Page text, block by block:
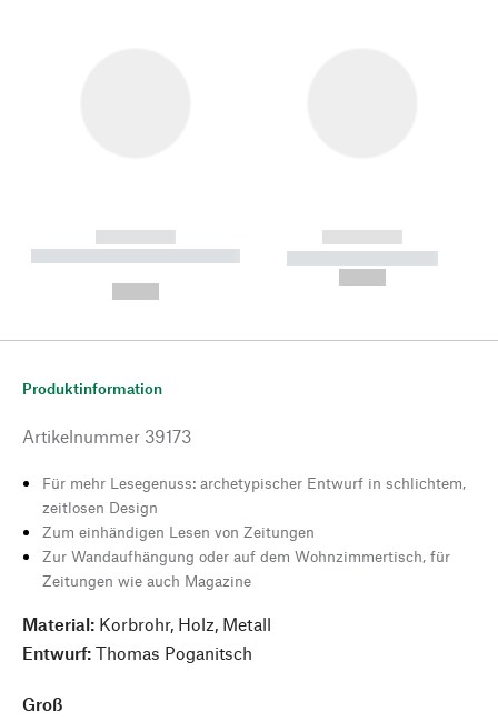
------------
----------- ----------- --------
------------
----------- -----------
Produktinformation
Artikelnummer 39173
Für mehr Lesegenuss: archetypischer Entwurf in schlichtem,
zeitlosen Design
Zum einhändigen Lesen von Zeitungen
Zur Wandaufhängung oder auf dem Wohnzimmertisch, für
Zeitungen wie auch Magazine
Material: Korbrohr, Holz, Metall
Entwurf: Thomas Poganitsch
Groß